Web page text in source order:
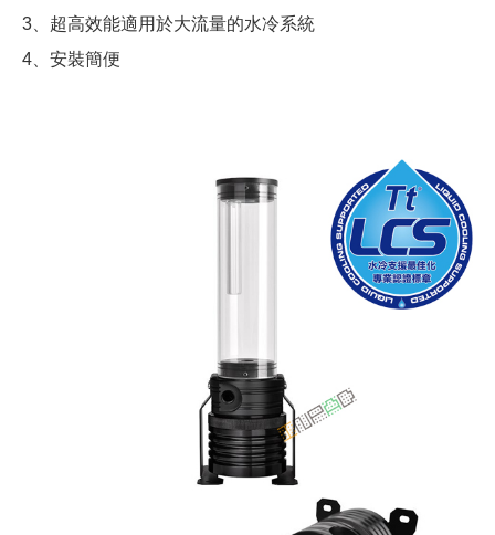
3、超高效能適用於大流量的水冷系統
4、安裝簡便